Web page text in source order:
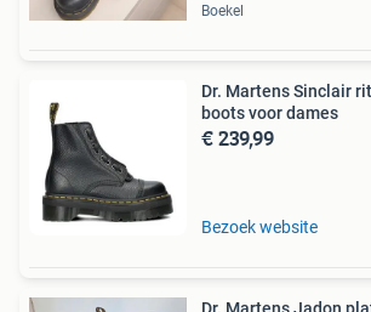
Boekel
Dr. Martens Sinclair
boots voor dames
€ 239,99
Bezoek website